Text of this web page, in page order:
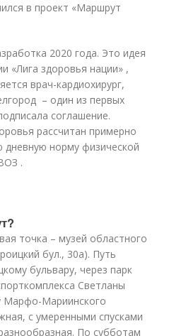
в проект «Маршрут
2020 года. Это идея
«Лига здоровья нации» ,
врач-кардиохирург,
– один из первых
соглашение.
рассчитан примерно
дневную норму физической
.
точка – музей областного
бул., 30а). Путь
бульвару, через парк
Светланы
Марфо-Мариинского
с умеренными спусками
По субботам